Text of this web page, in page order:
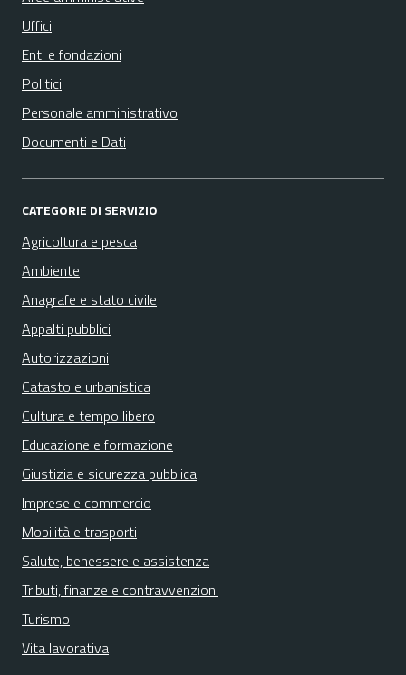
Uffici
Enti e fondazioni
Politici
Personale amministrativo
Documenti e Dati
CATEGORIE DI SERVIZIO
Agricoltura e pesca
Ambiente
Anagrafe e stato civile
Appalti pubblici
Autorizzazioni
Catasto e urbanistica
Cultura e tempo libero
Educazione e formazione
Giustizia e sicurezza pubblica
Imprese e commercio
Mobilità e trasporti
Salute, benessere e assistenza
Tributi, finanze e contravvenzioni
Turismo
Vita lavorativa